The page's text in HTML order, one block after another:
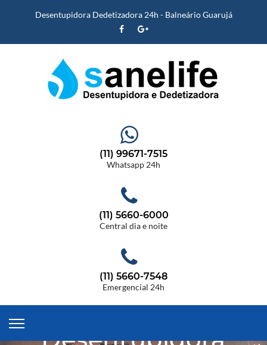
Desentupidora Dedetizadora 24h - Balneário Guarujá
(11) 99671-7515
Whatsapp 24h
(11) 5660-6000
Central dia e noite
(11) 5660-7548
Emergencial 24h
Desentupidora